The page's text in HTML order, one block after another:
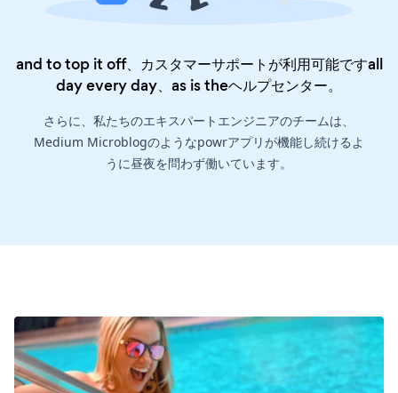
and to top it off、カスタマーサポートが利用可能ですall
day every day、as is theヘルプセンター。
さらに、私たちのエキスパートエンジニアのチームは、
Medium Microblogのようなpowrアプリが機能し続けるよ
うに昼夜を問わず働いています。